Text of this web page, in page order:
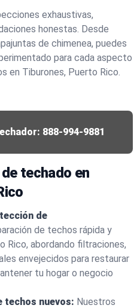
exhaustivas,
honestas. Desde
de chimenea, puedes
para cada aspecto
en Tiburones, Puerto Rico.
888-994-9881
techado en
de
de techos rápida y
Rico, abordando filtraciones,
envejecidos para restaurar
tu hogar o negocio
techos nuevos: Nuestros